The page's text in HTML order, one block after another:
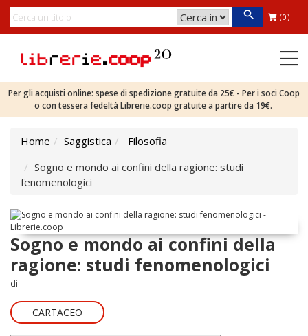
(0)
Per gli acquisti online: spese di spedizione gratuite da 25€ - Per i soci Coop
o con tessera fedeltà Librerie.coop gratuite a partire da 19€.
Home Saggistica
Filosofia
Sogno e mondo ai confini della ragione: studi
fenomenologici
Sogno e mondo ai confini della
ragione: studi fenomenologici
di
CARTACEO